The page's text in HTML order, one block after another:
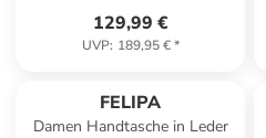
129,99 €
UVP: 189,95 €*
FELIPA
Damen Handtasche in Leder